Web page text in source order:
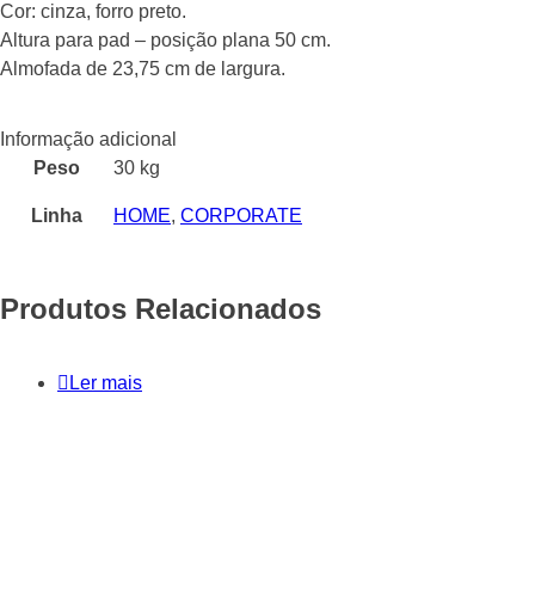
Cor: cinza, forro preto.
Altura para pad – posição plana 50 cm.
Almofada de 23,75 cm de largura.
Informação adicional
Peso
30 kg
Linha HOME, CORPORATE
Produtos Relacionados
Ler mais